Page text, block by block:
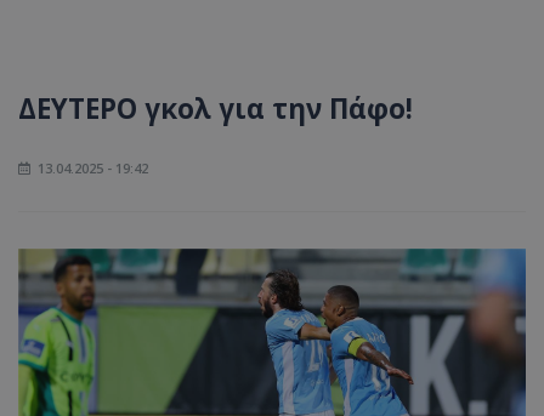
ΔΕΥΤΕΡΟ γκολ για την Πάφο!
13.04.2025 - 19:42